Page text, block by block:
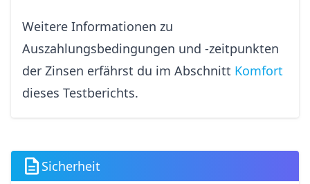
Weitere Informationen zu
Auszahlungsbedingungen und -zeitpunkten
der Zinsen erfährst du im Abschnitt Komfort
dieses Testberichts.
Sicherheit